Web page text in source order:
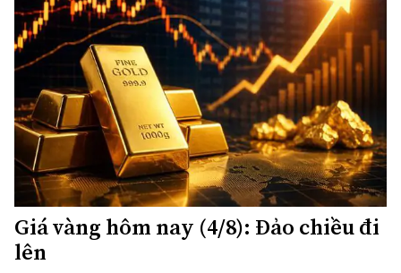
Giá vàng hôm nay (4/8): Đảo chiều đi
lên